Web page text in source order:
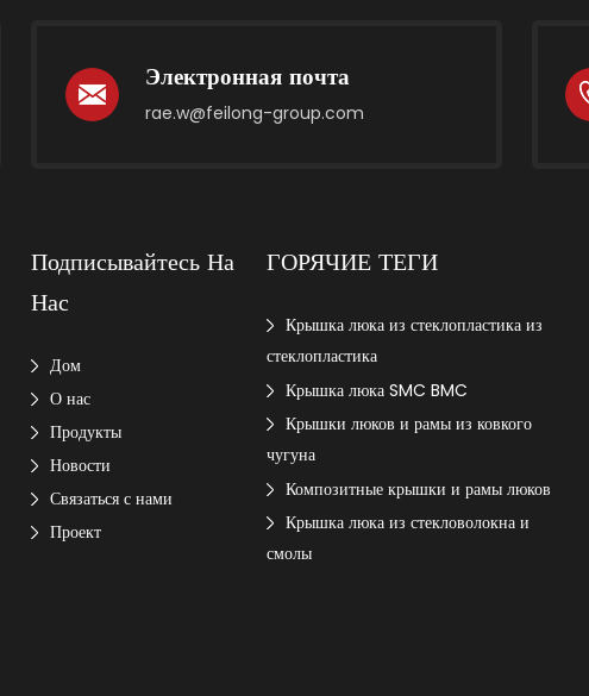
Электронная почта
rae.w@feilong-group.com
Подписывайтесь На
Нас
Дом
О нас
Продукты
Новости
Связаться с нами
Проект
ГОРЯЧИЕ ТЕГИ
Крышка люка из стеклопластика из
стеклопластика
Крышка люка SMC BMC
Крышки люков и рамы из ковкого
чугуна
Композитные крышки и рамы люков
Крышка люка из стекловолокна и
смолы